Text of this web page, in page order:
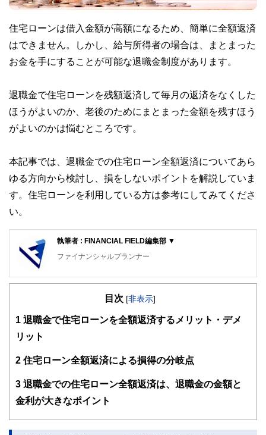
住宅ローンは借入金額が高額になるため、簡単に全額返済
はできません。しかし、給与所得者の場合は、まとまった
お金を手にすることが可能な退職金制度があります。
退職金で住宅ローンを残額返済して毎月の返済をなくした
ほうがよいのか、老後のためにまとまった金額を残すほう
がよいのかは悩むところです。
本記事では、退職金での住宅ローン全額返済についてあら
ゆる方向から検討し、損をしないポイントを解説していま
す。住宅ローンを利用している方は参考にしてみてくださ
い。
執筆者 : FINANCIAL FIELD編集部 ▼
ファイナンシャルプランナー
FinancialField編集部は、金融、経済に関する記事を、日々
知識がない方でも理解できるようわかりやすく発信していま
関わることで、読者目線のコンテンツを追求しています。
FinancialFieldの特徴は、ファイナンシャルプランナー、弁
ドバイザー、DCプランナー、公認会計士、社会保険労務
目次 [非表示]
1 退職金で住宅ローンを全額返済するメリット・デメ
リット
2 住宅ローン全額返済による損得の分岐点
3 退職金での住宅ローン全額返済は、退職金の金額と
金利が大きなポイント